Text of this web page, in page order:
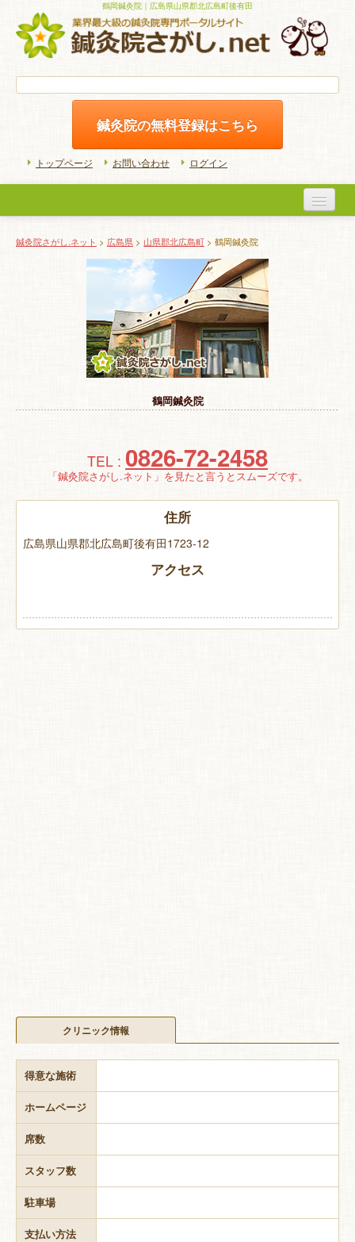
鶴岡鍼灸院｜広島県山県郡北広島町後有田
鍼灸院の無料登録はこちら
トップページ お問い合わせ ログイン
初めての方へ
よくある質問
ホームケア
特 集
お悩み解決！
鍼灸院さがし.ネット > 広島県 > 山県郡北広島町 > 鶴岡鍼灸院
鶴岡鍼灸院
TEL : 0826-72-2458
「鍼灸院さがし.ネット」を見たと言うとスムーズです。
住所
広島県山県郡北広島町後有田1723-12
アクセス
クリニック情報
得意な施術
ホームページ
席数
スタッフ数
駐車場
支払い方法